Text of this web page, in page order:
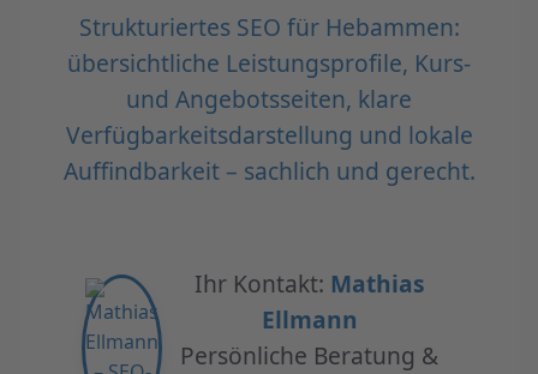
Strukturiertes SEO für Hebammen:
übersichtliche Leistungsprofile, Kurs-
und Angebotsseiten, klare
Verfügbarkeitsdarstellung und lokale
Auffindbarkeit – sachlich und gerecht.
Ihr Kontakt: Mathias
Ellmann
Persönliche Beratung &